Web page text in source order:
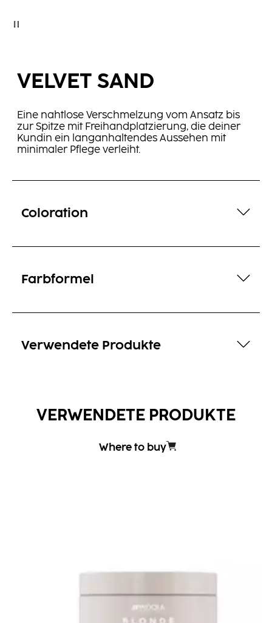
VELVET SAND
Eine nahtlose Verschmelzung vom Ansatz bis
zur Spitze mit Freihandplatzierung, die deiner
Kundin ein langanhaltendes Aussehen mit
minimaler Pflege verleiht.
Coloration
Farbformel
Verwendete Produkte
VERWENDETE PRODUKTE
Where to buy